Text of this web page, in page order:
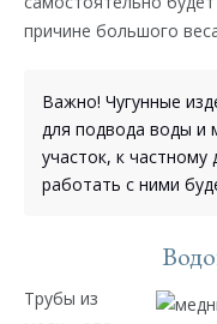
причине большого
Важно! Чугунные
для подвода воды и
участок, к
работать с ними
Трубы из